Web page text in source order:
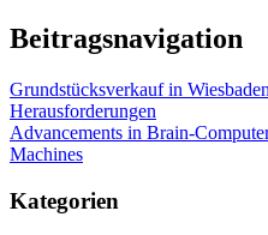
Beitragsnavigation
Grundstücksverkauf in
Herausforderungen
Advancements in Brain-
Machines
Kategorien